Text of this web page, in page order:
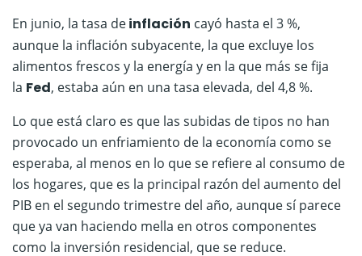
En junio, la tasa deinflación cayó hasta el 3 %,
aunque la inflación subyacente, la que excluye los
alimentos frescos y la energía y en la que más se fija
la Fed, estaba aún en una tasa elevada, del 4,8 %.
Lo que está claro es que las subidas de tipos no han
provocado un enfriamiento de la economía como se
esperaba, al menos en lo que se refiere al consumo de
los hogares, que es la principal razón del aumento del
PIB en el segundo trimestre del año, aunque sí parece
que ya van haciendo mella en otros componentes
como la inversión residencial, que se reduce.